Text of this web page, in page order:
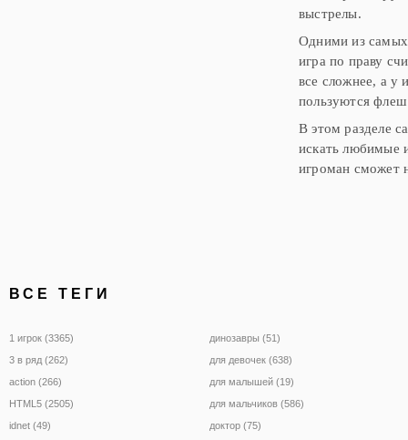
выстрелы.
Одними из самых
игра по праву
все сложнее, а у
пользуются
В этом разделе
искать любимые
игроман сможет
ВСЕ ТЕГИ
1 игрок (3365)
3 в ряд (262)
action (266)
HTML5 (2505)
idnet (49)
динозавры (51)
для девочек (638)
для малышей (19)
для мальчиков (586)
доктор (75)